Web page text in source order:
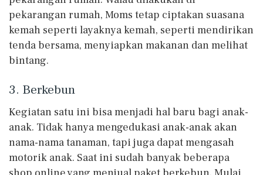
pekarangan rumah, Moms tetap ciptakan suasana
kemah seperti layaknya kemah, seperti mendirikan
tenda bersama, menyiapkan makanan dan melihat
bintang.
3. Berkebun
Kegiatan satu ini bisa menjadi hal baru bagi anak-
anak. Tidak hanya mengedukasi anak-anak akan
nama-nama tanaman, tapi juga dapat mengasah
motorik anak. Saat ini sudah banyak beberapa